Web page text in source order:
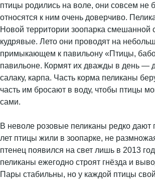
птицы родились на воле, они совсем не
относятся к ним очень доверчиво.
Новой территории зоопарка смешанной
кудрявые. Лето они проводят на
примыкающем к павильону «Птицы,
павильоне. Кормят их дважды в день —
салаку, карпа. Часть корма пеликаны
часть им бросают в воду, чтобы птицы
сами.
В неволе розовые пеликаны редко дают
лет птицы жили в зоопарке, не
птенец появился на свет лишь в 2013
пеликаны ежегодно строят гнёзда и
Пары стабильны, но у каждой птицы